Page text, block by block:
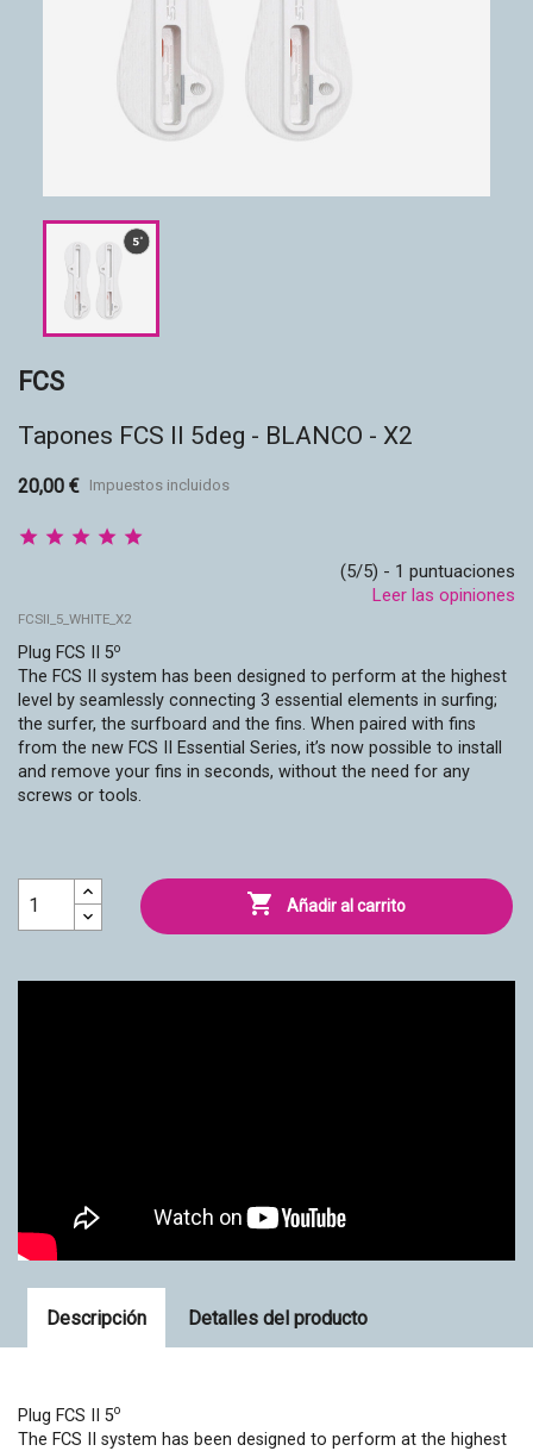
Accesorios
Eco-friendly
FCS
Tapones FCS II 5deg - BLANCO - X2
20,00 € Impuestos incluidos
(5/5) - 1 puntuaciones
Leer las opiniones
FCSII_5_WHITE_X2
Plug FCS II 5o
The FCS II system has been designed to perform at the highest
level by seamlessly connecting 3 essential elements in surfing;
the surfer, the surfboard and the fins. When paired with fins
from the new FCS II Essential Series, it’s now possible to install
and remove your fins in seconds, without the need for any
screws or tools.
 Añadir al carrito
Descripción Detalles del producto
Plug FCS II 5o
The FCS II system has been designed to perform at the highest